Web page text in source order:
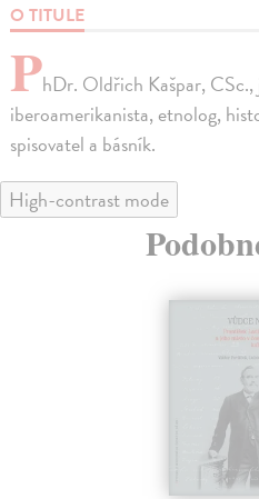
O TITULE
PhDr. Oldřich Kašpar, CSc.,
iberoamerikanista, etnolog,
spisovatel a básník.
High-contrast mode